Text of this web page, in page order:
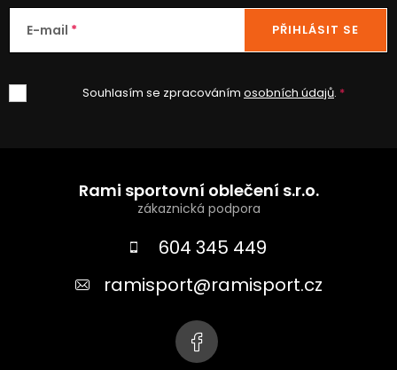
p
s
E-mail
Souhlasím se zpracováním osobních údajů.
PŘIHLÁSIT SE
Rami sportovní oblečení s.r.o.
604 345 449
ramisport@ramisport.cz